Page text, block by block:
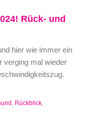
Rück- und
hier wie immer ein
verging mal wieder
, Rückblick,